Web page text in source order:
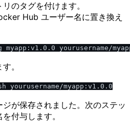
のタグを付けます。
Hub ユーザー名に置き換え
。
が保存されました。次のステッ
付与します。